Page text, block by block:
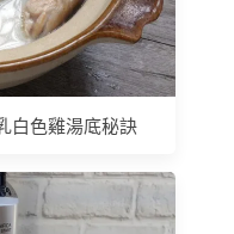
白色雞湯底秘訣